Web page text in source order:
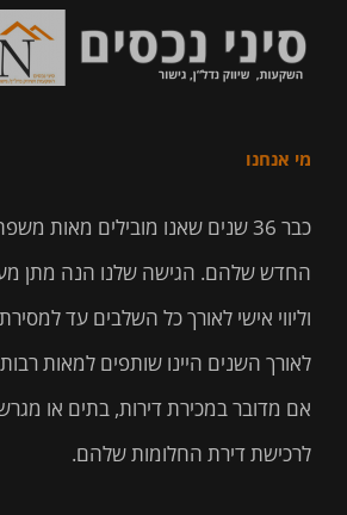
מי אנחנו
כבר 36 שנים שאנו מובילים מאות
החדש שלהם. הגישה שלנו הנה מתן
וליווי אישי לאורך כל השלבים עד
לאורך השנים היינו שותפים למאות
אם מדובר במכירת דירות, בתים או
לרכישת דירת החלומות שלהם.